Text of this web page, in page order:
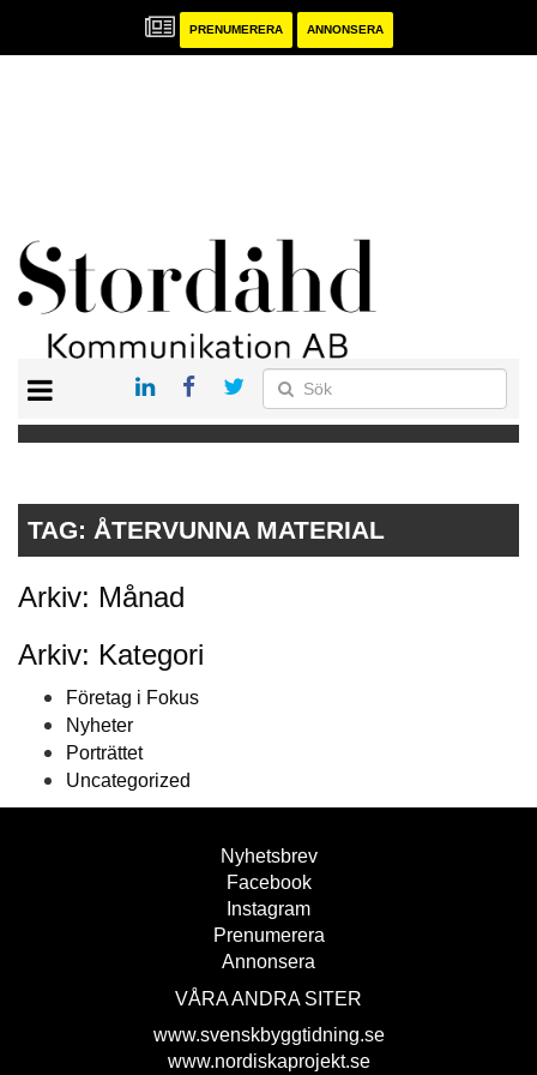
PRENUMERERA ANNONSERA
PUBLIKATIONER
TAG: ÅTERVUNNA MATERIAL
Arkiv: Månad
Arkiv: Kategori
Företag i Fokus
Nyheter
Porträttet
Uncategorized
Nyhetsbrev
Facebook
Instagram
Prenumerera
Annonsera
VÅRA ANDRA SITER
www.svenskbyggtidning.se
www.nordiskaprojekt.se